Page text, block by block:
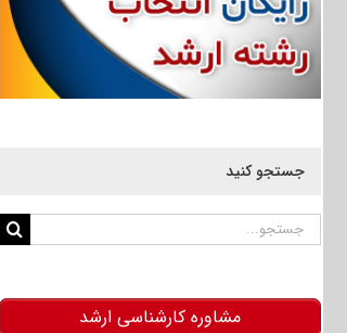
جستجو کنید
جستجو
مشاوره کارشناسی ارشد